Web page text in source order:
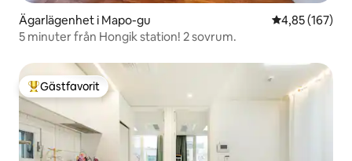
Ägarlägenhet i Mapo-gu 4,85 av 5 i
4,85 (167)
5 minuter från Hongik station! 2 sovrum.
Populär gästfavorit
Gästfavorit